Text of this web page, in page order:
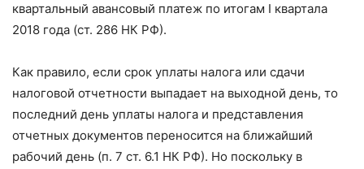
квартальный авансовый платеж по итогам I квартала
2018 года (ст. 286 НК РФ).
Как правило, если срок уплаты налога или сдачи
налоговой отчетности выпадает на выходной день, то
последний день уплаты налога и представления
отчетных документов переносится на ближайший
рабочий день (п. 7 ст. 6.1 НК РФ). Но поскольку в